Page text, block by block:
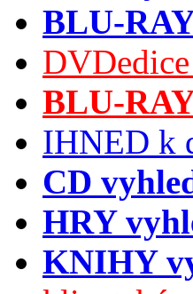
BLU-
BLU-
IHNED k
CD
HRY
KNIHY